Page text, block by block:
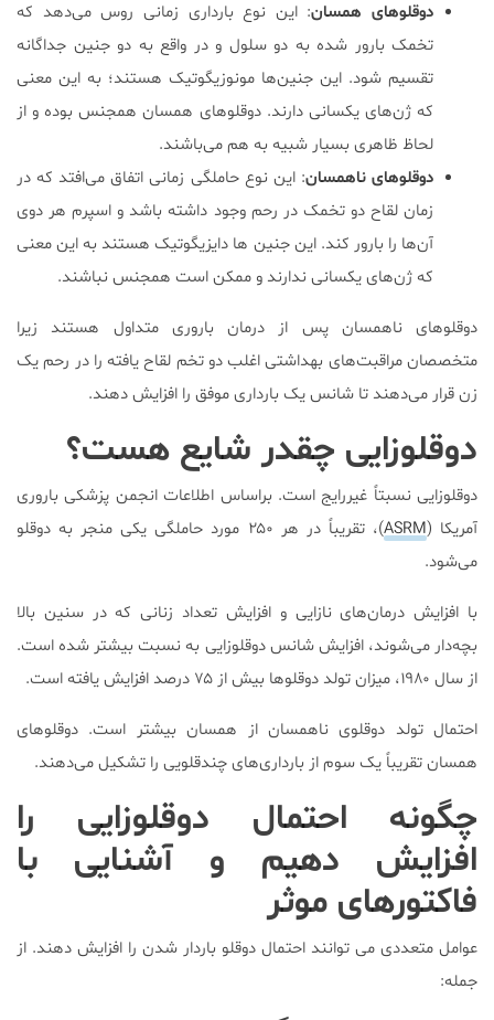
دوقلوهای همسان: این نوع بارداری زمانی روس می‌دهد که
تخمک بارور شده به دو سلول و در واقع به دو جنین جداگانه
تقسیم شود. این جنین‌ها مونوزیگوتیک هستند؛ به این معنی
که ژن‌های یکسانی دارند. دوقلوهای همسان همجنس بوده و از
لحاظ ظاهری بسیار شبیه به هم می‌باشند.
دوقلوهای ناهمسان: این نوع حاملگی زمانی اتفاق می‌افتد که در
زمان لقاح دو تخمک در رحم وجود داشته باشد و اسپرم هر دوی
آن‌ها را بارور کند. این جنین ها دایزیگوتیک هستند به این معنی
که ژن‌های یکسانی ندارند و ممکن است همجنس نباشند.
دوقلوهای ناهمسان پس از درمان باروری متداول هستند زیرا
متخصصان مراقبت‌های بهداشتی اغلب دو تخم لقاح یافته را در رحم یک
زن قرار می‌دهند تا شانس یک بارداری موفق را افزایش دهند.
دوقلوزایی چقدر شایع هست؟
دوقلوزایی نسبتاً غیررایج است. براساس اطلاعات انجمن پزشکی باروری
آمریکا (ASRM
)، تقریباً در هر ۲۵۰ مورد حاملگی یکی منجر به دوقلو
می‌شود.
با افزایش درمان‌های نازایی و افزایش تعداد زنانی که در سنین بالا
بچه‌دار می‌شوند، افزایش شانس دوقلوزایی به نسبت بیشتر شده است.
از سال ۱۹۸۰، میزان تولد دوقلوها بیش از ۷۵ درصد افزایش یافته است.
احتمال تولد دوقلوی ناهمسان از همسان بیشتر است. دوقلوهای
همسان تقریباً یک سوم از بارداری‌های چندقلویی را تشکیل می‌دهند.
چگونه احتمال دوقلوزایی را
افزایش دهیم و آشنایی با
فاکتورهای موثر
عوامل متعددی می توانند احتمال دوقلو باردار شدن را افزایش دهند. از
جمله: